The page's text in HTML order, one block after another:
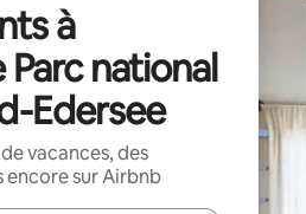
à
national
Edersee
vacances, des
encore sur Airbnb